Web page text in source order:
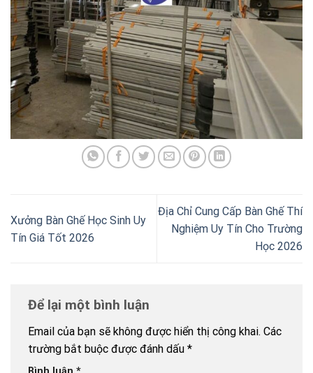
Xưởng Bàn Ghế Học Sinh Uy
Tín Giá Tốt 2026
Địa Chỉ Cung Cấp Bàn Ghế Thí
Nghiệm Uy Tín Cho Trường
Học 2026
Để lại một bình luận
Email của bạn sẽ không được hiển thị công khai. Các
trường bắt buộc được đánh dấu *